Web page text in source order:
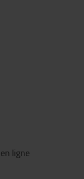
ligne